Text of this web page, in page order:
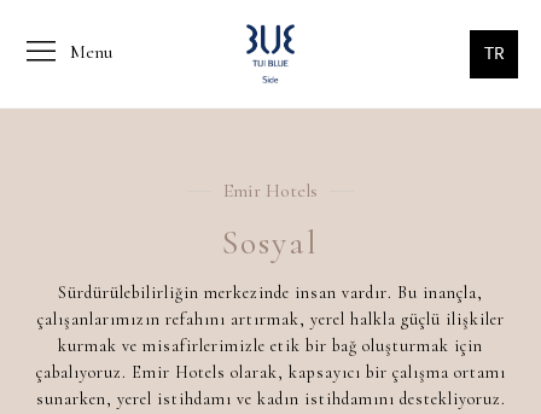
Menu TR
Emir Hotels
Sosyal
Sürdürülebilirliğin merkezinde insan vardır. Bu inançla,
çalışanlarımızın refahını artırmak, yerel halkla güçlü ilişkiler
kurmak ve misafirlerimizle etik bir bağ oluşturmak için
çabalıyoruz. Emir Hotels olarak, kapsayıcı bir çalışma ortamı
sunarken, yerel istihdamı ve kadın istihdamını destekliyoruz.